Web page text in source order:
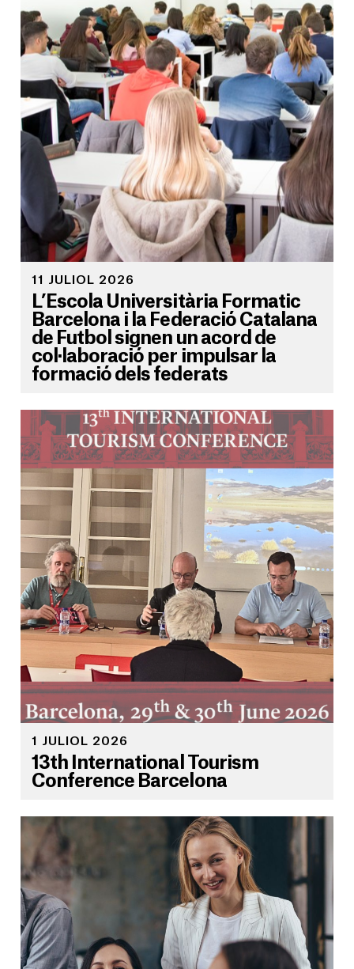
11 JULIOL 2026
L’Escola Universitària Formatic
Barcelona i la Federació Catalana
de Futbol signen un acord de
col·laboració per impulsar la
formació dels federats
1 JULIOL 2026
13th International Tourism
Conference Barcelona